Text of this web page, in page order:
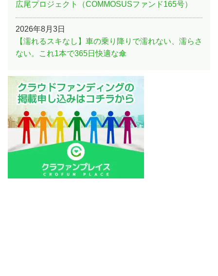
広尾プロジェクト（COMMOSUSファンド165号）
2026年8月3日
【濡れるスキなし】車の乗り降りで濡れない、濡らさ
ない。これ1本で365日快適な傘